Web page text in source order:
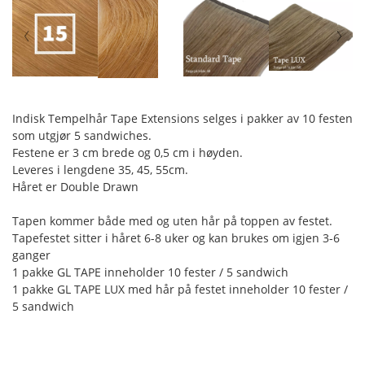
Indisk Tempelhår Tape Extensions selges i pakker av 10 festen
som utgjør 5 sandwiches.
Festene er 3 cm brede og 0,5 cm i høyden.
Leveres i lengdene 35, 45, 55cm.
Håret er Double Drawn
Tapen kommer både med og uten hår på toppen av festet.
Tapefestet sitter i håret 6-8 uker og kan brukes om igjen 3-6
ganger
1 pakke GL TAPE inneholder 10 fester / 5 sandwich
1 pakke GL TAPE LUX med hår på festet inneholder 10 fester /
5 sandwich